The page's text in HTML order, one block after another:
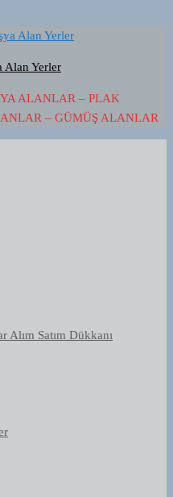
Alan Yerler
ALANLAR – PLAK
– GÜMÜŞ ALANLAR
Satım Dükkanı